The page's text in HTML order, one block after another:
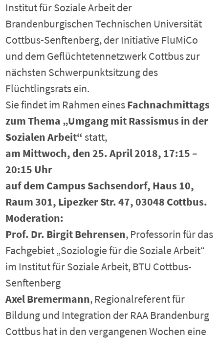
Institut für Soziale Arbeit der
Brandenburgischen Technischen Universität
Cottbus-Senftenberg, der Initiative FluMiCo
und dem Geflüchtetennetzwerk Cottbus zur
nächsten Schwerpunktsitzung des
Flüchtlingsrats ein.
Sie findet im Rahmen einesFachnachmittags
zum Thema „Umgang mit Rassismus in der
Sozialen Arbeit“ statt,
am Mittwoch, den 25. April 2018, 17:15 –
20:15 Uhr
auf dem Campus Sachsendorf, Haus 10,
Raum 301, Lipezker Str. 47, 03048 Cottbus.
Moderation:
Prof. Dr. Birgit Behrensen, Professorin für das
Fachgebiet „Soziologie für die Soziale Arbeit“
im Institut für Soziale Arbeit, BTU Cottbus-
Senftenberg
Axel Bremermann, Regionalreferent für
Bildung und Integration der RAA Brandenburg
Cottbus hat in den vergangenen Wochen eine